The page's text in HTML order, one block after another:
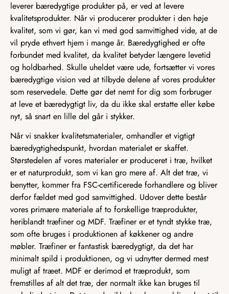
leverer bæredygtige produkter på, er ved at levere
kvalitetsprodukter. Når vi producerer produkter i den høje
kvalitet, som vi gør, kan vi med god samvittighed vide, at de
vil pryde ethvert hjem i mange år. Bæredygtighed er ofte
forbundet med kvalitet, da kvalitet betyder længere levetid
og holdbarhed. Skulle uheldet være ude, fortsætter vi vores
bæredygtige vision ved at tilbyde delene af vores produkter
som reservedele. Dette gør det nemt for dig som forbruger
at leve et bæredygtigt liv, da du ikke skal erstatte eller købe
nyt, så snart en lille del går i stykker.
Når vi snakker kvalitetsmaterialer, omhandler et vigtigt
bæredygtighedspunkt, hvordan materialet er skaffet.
Størstedelen af vores materialer er produceret i træ, hvilket
er et naturprodukt, som vi kan gro mere af. Alt det træ, vi
benytter, kommer fra FSC-certificerede forhandlere og bliver
derfor fældet med god samvittighed. Udover dette består
vores primære materiale af to forskellige træprodukter,
heriblandt træfiner og MDF. Træfiner er et tyndt stykke træ,
som ofte bruges i produktionen af køkkener og andre
møbler. Træfiner er fantastisk bæredygtigt, da det har
minimalt spild i produktionen, og vi udnytter dermed mest
muligt af træet. MDF er derimod et træprodukt, som
fremstilles af alt det træ, der normalt ikke kan bruges til